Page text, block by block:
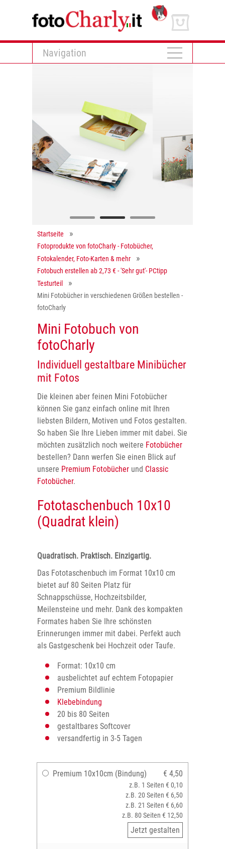
Navigation
Startseite
Fotoprodukte von fotoCharly - Fotobücher,
Fotokalender, Foto-Karten & mehr
Fotobuch erstellen ab 2,73 € - 'Sehr gut'- PCtipp
Testurteil
Mini Fotobücher in verschiedenen Größen bestellen -
fotoCharly
Mini Fotobuch von
fotoCharly
Individuell gestaltbare Minibücher
mit Fotos
Die kleinen aber feinen Mini Fotobücher
können Sie ganz einfach online mit Ihren
liebsten Bildern, Motiven und Fotos gestalten.
So haben Sie Ihre Lieben immer mit dabei. Sie
möchten zusätzlich noch weitere Fotobücher
bestellen? Dann werfen Sie einen Blick auf
unsere Premium Fotobücher und Classic
Fotobücher.
Fototaschenbuch 10x10
(Quadrat klein)
Quadratisch. Praktisch. Einzigartig.
Das Fototaschenbuch im Format 10x10 cm
bietet auf 80 Seiten Platz für
Schnappschüsse, Hochzeitsbilder,
Meilensteine und mehr. Dank des kompakten
Formates haben Sie Ihre schönsten
Erinnerungen immer mit dabei. Perfekt auch
als Gastgeschenk bei Hochzeit oder Taufe.
Format: 10x10 cm
ausbelichtet auf echtem Fotopapier
Premium Bildlinie
Klebebindung
20 bis 80 Seiten
gestaltbares Softcover
versandfertig in 3-5 Tagen
Premium 10x10cm (Bindung) € 4,50
z.B. 1 Seiten € 0,10
z.B. 20 Seiten € 6,50
z.B. 21 Seiten € 6,60
z.B. 80 Seiten € 12,50
Jetzt gestalten